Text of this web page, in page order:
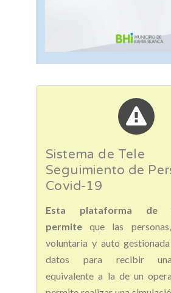
Sistema de Tele
Seguimiento de
Covid-19
Esta plataforma de
permite que las
voluntaria y auto
datos para recibir una
equivalente a la de un